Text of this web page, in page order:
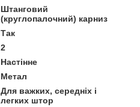
Штанговий
(круглопалочний) карниз
Так
2
Настінне
Метал
Для важких, середніх і
легких штор